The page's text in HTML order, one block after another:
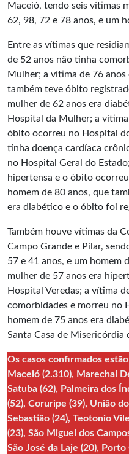
Maceió, tendo seis vítimas
62, 98, 72 e 78 anos, e um
Entre as vítimas que
de 52 anos não tinha
Mulher; a vítima de 76
também teve óbito
mulher de 62 anos era
Hospital da Mulher; a
óbito ocorreu no Hospital
tinha doença cardíaca
no Hospital Geral do
hipertensa e o óbito
homem de 80 anos, que
era diabético e o óbito foi
Também houve vítimas da
Campo Grande e Pilar,
57 e 41 anos, e um homem
mulher de 57 anos era
Hospital Veredas; a vítima
comorbidades e morreu no
homem de 75 anos era
Santa Casa de Misericórdia
Os casos confirmados
Maceió (2.310), Marechal
Satuba (62), Palmeira dos
(52), Coruripe (39), União
Sebastião (24), Teotonio
(23), São Miguel dos
São José da Laje (20),